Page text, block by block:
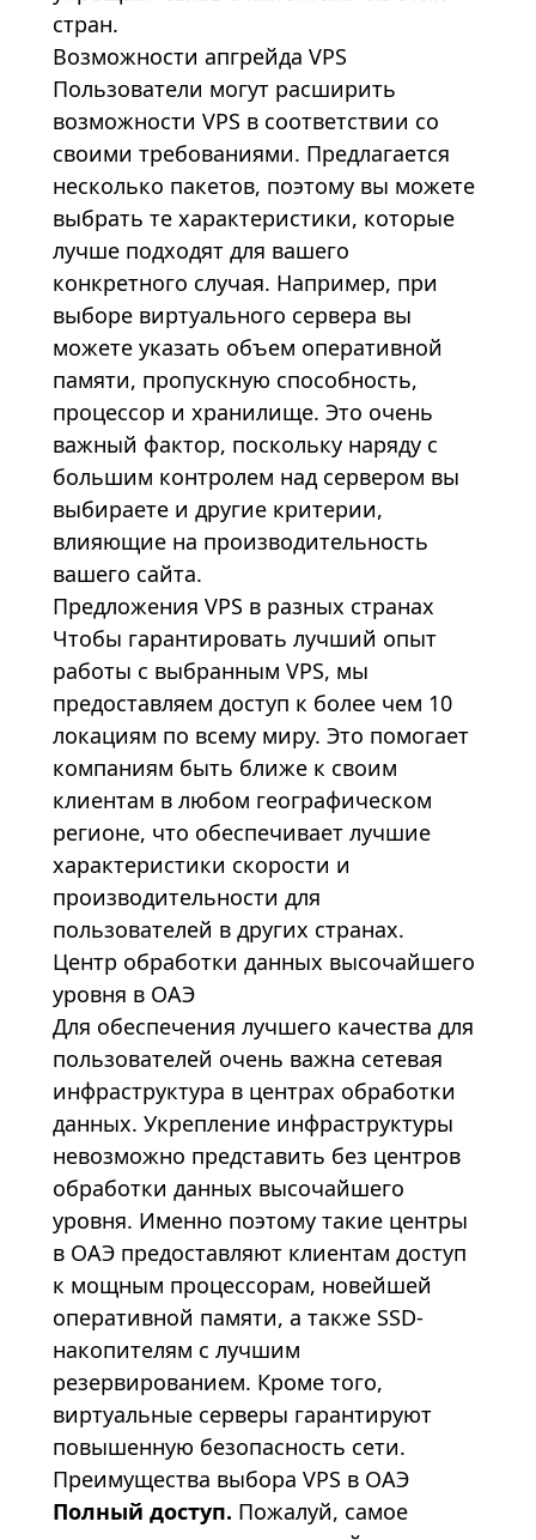
стран.
Возможности апгрейда VPS
Пользователи могут расширить
возможности VPS в соответствии со
своими требованиями. Предлагается
несколько пакетов, поэтому вы можете
выбрать те характеристики, которые
лучше подходят для вашего
конкретного случая. Например, при
выборе виртуального сервера вы
можете указать объем оперативной
памяти, пропускную способность,
процессор и хранилище. Это очень
важный фактор, поскольку наряду с
большим контролем над сервером вы
выбираете и другие критерии,
влияющие на производительность
вашего сайта.
Предложения VPS в разных странах
Чтобы гарантировать лучший опыт
работы с выбранным VPS, мы
предоставляем доступ к более чем 10
локациям по всему миру. Это помогает
компаниям быть ближе к своим
клиентам в любом географическом
регионе, что обеспечивает лучшие
характеристики скорости и
производительности для
пользователей в других странах.
Центр обработки данных высочайшего
уровня в ОАЭ
Для обеспечения лучшего качества для
пользователей очень важна сетевая
инфраструктура в центрах обработки
данных. Укрепление инфраструктуры
невозможно представить без центров
обработки данных высочайшего
уровня. Именно поэтому такие центры
в ОАЭ предоставляют клиентам доступ
к мощным процессорам, новейшей
оперативной памяти, а также SSD-
накопителям с лучшим
резервированием. Кроме того,
виртуальные серверы гарантируют
повышенную безопасность сети.
Преимущества выбора VPS в ОАЭ
Полный доступ. Пожалуй, самое